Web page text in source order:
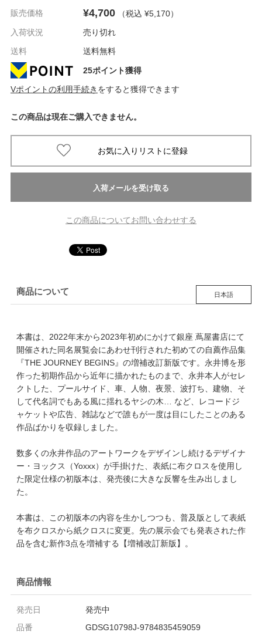
販売価格 ¥4,700 （税込 ¥5,170）
入荷状況
売り切れ
送料
送料無料
25ポイント獲得
Vポイントの利用手続き をすると獲得できます
この商品は現在ご購入できません。
この商品についてお問い合わせする
商品について 日本語
本書は、2022年末から2023年初めにかけて銀座 蔦屋書店にて
開催された同名展覧会にあわせ刊行された初めての自薦作品集
『THE JOURNEY BEGINS』の増補改訂新版です。永井博を形
作った初期作品から近年に描かれたものまで、永井本人がセレ
クトした、プールサイド、車、人物、夜景、波打ち、建物、そ
して代名詞でもある風に揺れるヤシの木… など、レコードジ
ャケットや広告、雑誌などで誰もが一度は目にしたことのある
作品ばかりを収録しました。
数多くの永井作品のアートワークをデザインし続けるデザイナ
ー・ヨックス（Yoxxx）が手掛けた、表紙に布クロスを使用し
た限定仕様の初版本は、発売後に大きな反響を生み出しまし
た。
本書は、この初版本の内容を生かしつつも、普及版として表紙
を布クロスから紙クロスに変更。先の展示会でも発表された作
品を含む新作3点を増補する【増補改訂新版】。
商品情報
発売日
発売中
品番
GDSG10798J-9784835459059